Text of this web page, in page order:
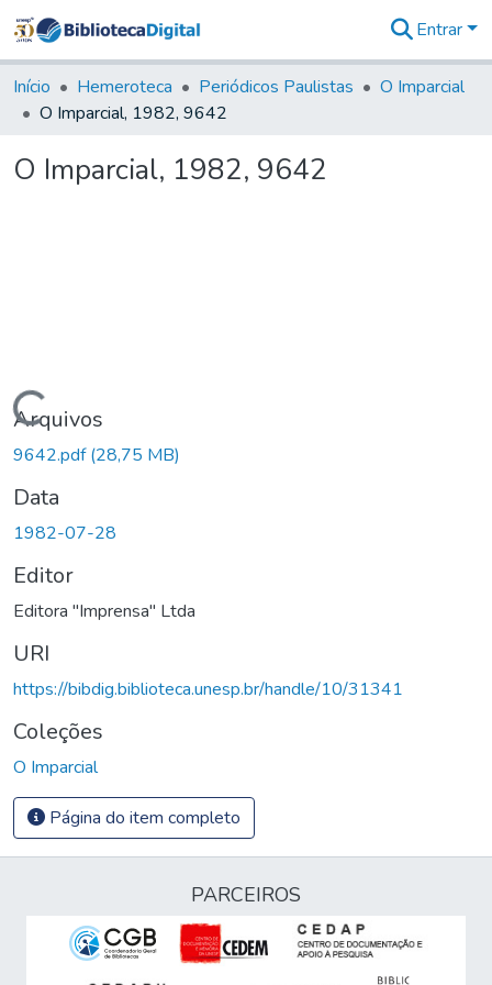
&
Coleções
Tudo na
Digital
Entrar
Início Hemeroteca Periódicos Paulistas
O Imparcial
O Imparcial, 1982, 9642
O Imparcial, 1982, 9642
Carregando...
Arquivos
9642.pdf(28,75 MB)
Data
1982-07-28
Editor
Editora "Imprensa" Ltda
URI
https://bibdig.biblioteca.unesp.br/handle/10/31341
Coleções
O Imparcial
Página do item completo
PARCEIROS